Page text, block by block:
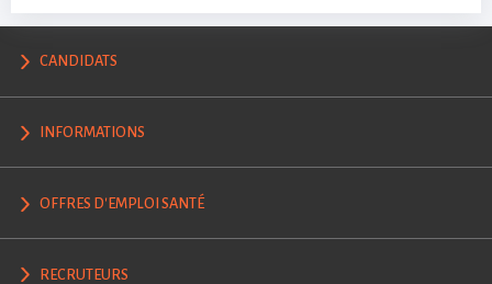
CANDIDATS
INFORMATIONS
OFFRES D'EMPLOI SANTÉ
RECRUTEURS